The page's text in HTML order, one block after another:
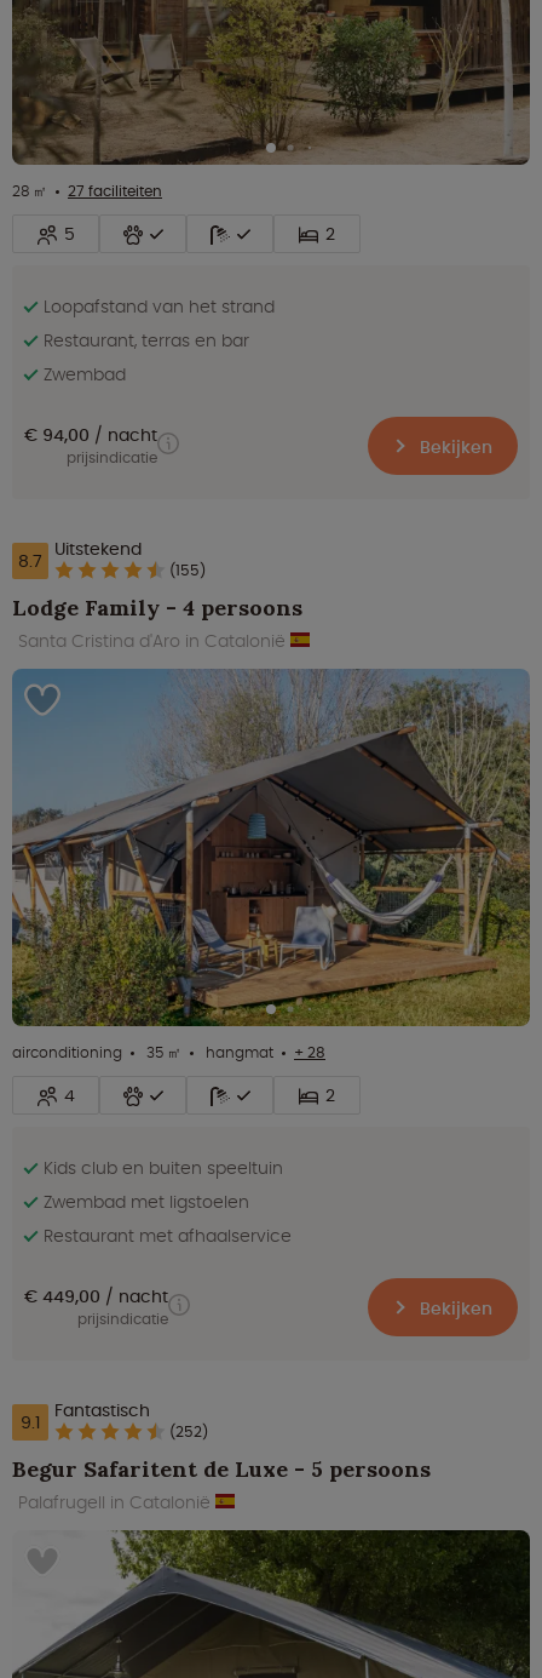
28 ㎡ 27 faciliteiten
5 2
Loopafstand van het strand
Restaurant, terras en bar
Zwembad
€ 94,00 nacht
prijsindicatie Bekijken
8.7 Uitstekend
(155)
Lodge Family - 4 persoons
Santa Cristina d'Aro in Catalonië
airconditioning 35 ㎡ hangmat + 28
4 2
Kids club en buiten speeltuin
Zwembad met ligstoelen
Restaurant met afhaalservice
€ 449,00 nacht
prijsindicatie Bekijken
9.1 Fantastisch
(252)
Begur Safaritent de Luxe - 5 persoons
Palafrugell in Catalonië